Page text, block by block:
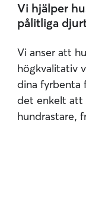
Vi hjälper
pålitliga
Vi anser att
högkvalitativ
dina fyrbenta
det enkelt att
hundrastare,